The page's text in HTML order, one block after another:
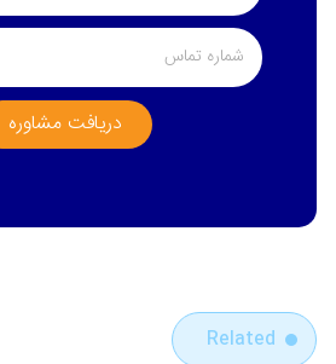
دریافت مشاوره
Related